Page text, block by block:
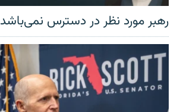
رهبر مورد نظر در دسترس نمی‌باشد